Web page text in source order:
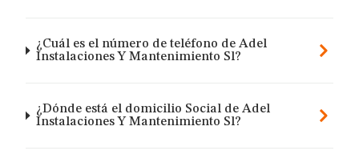
¿Cuál es el número de teléfono de Adel
Instalaciones Y Mantenimiento Sl?
¿Dónde está el domicilio Social de Adel
Instalaciones Y Mantenimiento Sl?